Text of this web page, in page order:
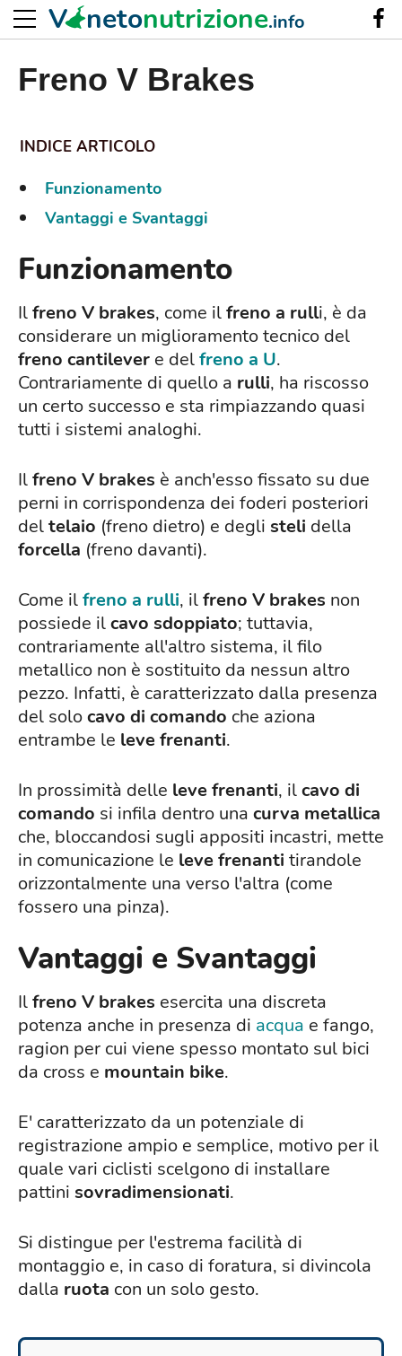
Freno V Brakes
Funzionamento
Vantaggi e Svantaggi
Funzionamento
Ilfreno V brakes, come ilfreno a rulli, è da
considerare un miglioramento tecnico del
freno cantilever e delfreno a U.
Contrariamente di quello a rulli, ha riscosso
un certo successo e sta rimpiazzando quasi
tutti i sistemi analoghi.
Ilfreno V brakes è anch'esso fissato su due
perni in corrispondenza dei foderi posteriori
deltelaio (freno dietro) e degli steli della
forcella (freno davanti).
Come ilfreno a rulli, ilfreno V brakes non
possiede ilcavo sdoppiato; tuttavia,
contrariamente all'altro sistema, il filo
metallico non è sostituito da nessun altro
pezzo. Infatti, è caratterizzato dalla presenza
del solocavo di comando che aziona
entrambe le leve frenanti.
In prossimità delle leve frenanti, ilcavo di
comando si infila dentro una curva metallica
che, bloccandosi sugli appositi incastri, mette
in comunicazione le leve frenanti tirandole
orizzontalmente una verso l'altra (come
fossero una pinza).
Vantaggi e Svantaggi
Ilfreno V brakes esercita una discreta
potenza anche in presenza di acqua e fango,
ragion per cui viene spesso montato sul bici
da cross e mountain bike.
E' caratterizzato da un potenziale di
registrazione ampio e semplice, motivo per il
quale vari ciclisti scelgono di installare
pattini sovradimensionati.
Si distingue per l'estrema facilità di
montaggio e, in caso di foratura, si divincola
dalla ruota con un solo gesto.
V netonutrizione.info